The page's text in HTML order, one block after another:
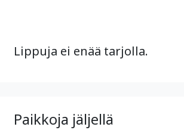
Lippuja ei enää tarjolla.
Paikkoja jäljellä